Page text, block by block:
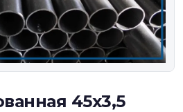
45х3,5